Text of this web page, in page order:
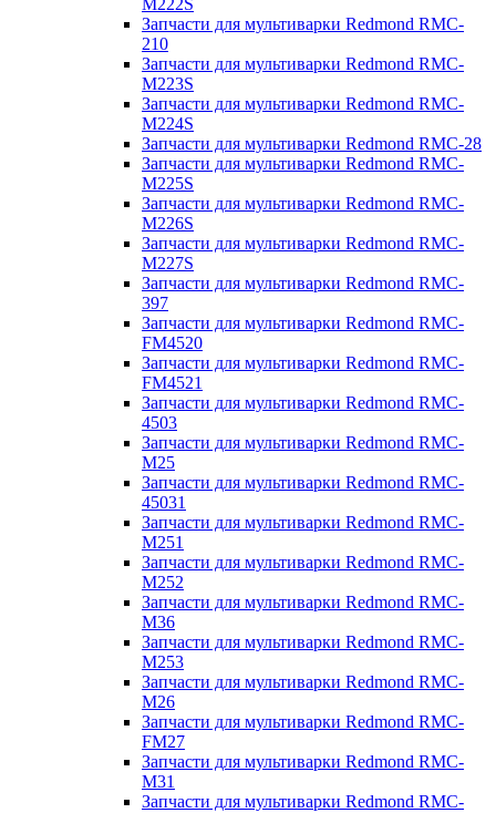
M222S
Запчасти для мультиварки Redmond RMC-
210
Запчасти для мультиварки Redmond RMC-
M223S
Запчасти для мультиварки Redmond RMC-
M224S
Запчасти для мультиварки Redmond RMC-28
Запчасти для мультиварки Redmond RMC-
M225S
Запчасти для мультиварки Redmond RMC-
M226S
Запчасти для мультиварки Redmond RMC-
M227S
Запчасти для мультиварки Redmond RMC-
397
Запчасти для мультиварки Redmond RMC-
FM4520
Запчасти для мультиварки Redmond RMC-
FM4521
Запчасти для мультиварки Redmond RMC-
4503
Запчасти для мультиварки Redmond RMC-
M25
Запчасти для мультиварки Redmond RMC-
45031
Запчасти для мультиварки Redmond RMC-
M251
Запчасти для мультиварки Redmond RMC-
M252
Запчасти для мультиварки Redmond RMC-
M36
Запчасти для мультиварки Redmond RMC-
M253
Запчасти для мультиварки Redmond RMC-
M26
Запчасти для мультиварки Redmond RMC-
FM27
Запчасти для мультиварки Redmond RMC-
M31
Запчасти для мультиварки Redmond RMC-